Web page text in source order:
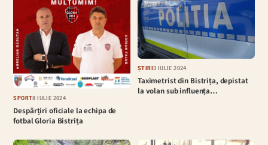
SPORT8 IULIE 2024
Despărțiri oficiale la echipa de
fotbal Gloria Bistrița
ȘTIRI3 IULIE 2024
Taximetrist din Bistrița, depistat
la volan sub influența…